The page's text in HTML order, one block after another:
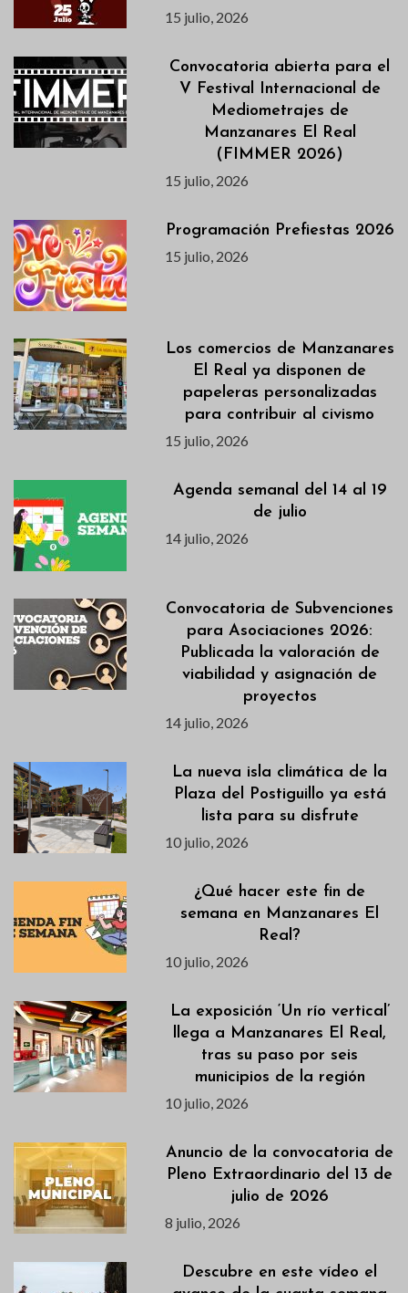
15 julio, 2026
Convocatoria abierta para el
V Festival Internacional de
Mediometrajes de
Manzanares El Real
(FIMMER 2026)
15 julio, 2026
Programación Prefiestas 2026
15 julio, 2026
Los comercios de Manzanares
El Real ya disponen de
papeleras personalizadas
para contribuir al civismo
15 julio, 2026
Agenda semanal del 14 al 19
de julio
14 julio, 2026
Convocatoria de Subvenciones
para Asociaciones 2026:
Publicada la valoración de
viabilidad y asignación de
proyectos
14 julio, 2026
La nueva isla climática de la
Plaza del Postiguillo ya está
lista para su disfrute
10 julio, 2026
¿Qué hacer este fin de
semana en Manzanares El
Real?
10 julio, 2026
La exposición ‘Un río vertical’
llega a Manzanares El Real,
tras su paso por seis
municipios de la región
10 julio, 2026
Anuncio de la convocatoria de
Pleno Extraordinario del 13 de
julio de 2026
8 julio, 2026
Descubre en este vídeo el